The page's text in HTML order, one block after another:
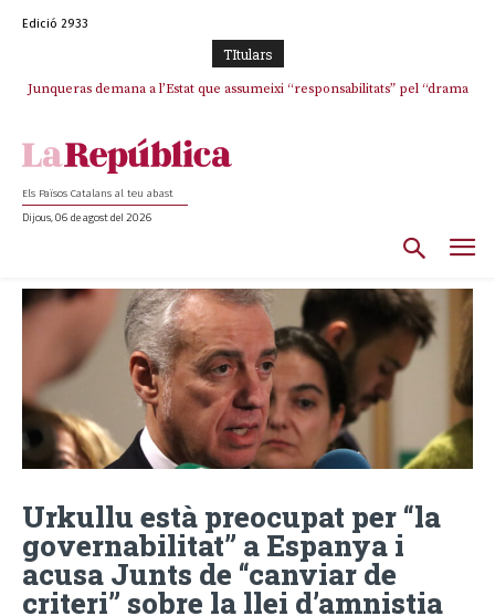
Edició 2933
TItulars
Junqueras demana a l’Estat que assumeixi “responsabilitats” pel “drama
Els Països Catalans al teu abast
Dijous, 06 de agost del 2026
Urkullu està preocupat per “la
governabilitat” a Espanya i
acusa Junts de “canviar de
criteri” sobre la llei d’amnistia